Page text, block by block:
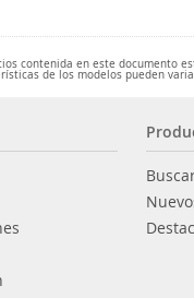
contenida en este documento
de los modelos pueden